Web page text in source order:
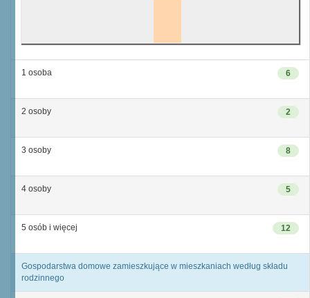
6
1 osoba
2
2 osoby
8
3 osoby
5
4 osoby
12
5 osób i więcej
Gospodarstwa domowe zamieszkujące w mieszkaniach według składu
rodzinnego